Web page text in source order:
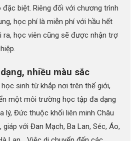
biệt. Riêng đối với chương trình
học phí là miễn phí với hầu hết
ra, học viên cũng sẽ được nhận trợ
nhiều màu sắc
sinh từ khắp nơi trên thế giới,
một môi trường học tập đa dạng
lý, Đức thuộc khối liên minh Châu
giáp với Đan Mạch, Ba Lan, Séc, Áo,